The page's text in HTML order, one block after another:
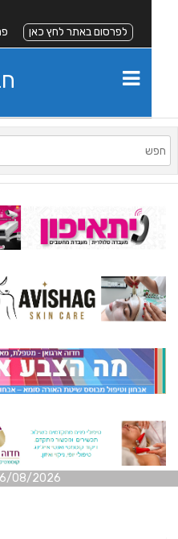
לפרסום באתר לחץ כאן
06/08/2026 06:43 06